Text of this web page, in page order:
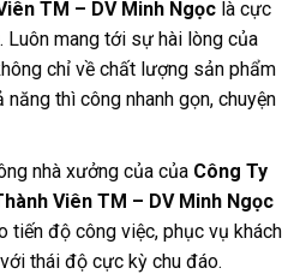
TM – DV Minh Ngọclà cực
Luôn mang tới sự hài lòng của
chỉ về chất lượng sản phẩm
năng thì công nhanh gọn, chuyện
nhà xưởng của của Công Ty
Viên TM – DV Minh Ngọc
tiến độ công việc, phục vụ khách
thái độ cực kỳ chu đáo.